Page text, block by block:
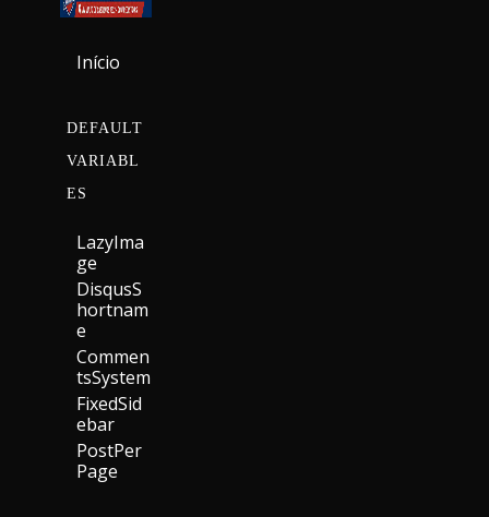
Início
DEFAULT
VARIABL
ES
LazyIma
Ge
DisqusS
Hortnam
E
Commen
TsSystem
FixedSid
Ebar
PostPer
Page